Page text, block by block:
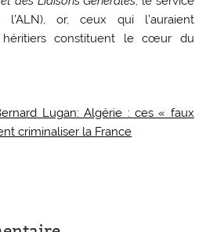
or, ceux qui l’auraient
constituent le cœur du
Lugan: Algérie : ces « faux
criminaliser la France